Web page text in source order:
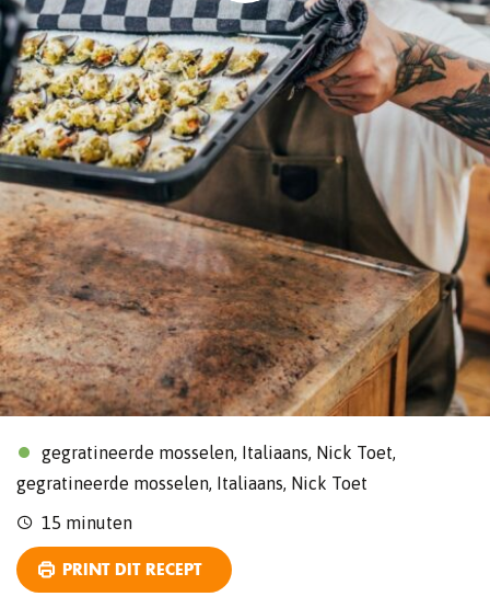
gegratineerde mosselen, Italiaans, Nick Toet,
gegratineerde mosselen, Italiaans, Nick Toet
15 minuten
PRINT DIT RECEPT